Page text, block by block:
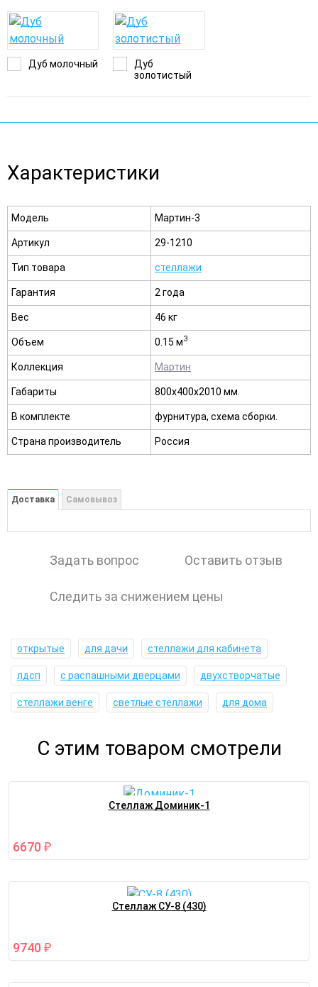
Дуб молочный
Дуб
золотистый
Характеристики
Модель Мартин-3
Артикул 29-1210
Тип товара стеллажи
Гарантия 2 года
Вес 46 кг
Объем 0.15 м3
Коллекция Мартин
Габариты 800х400х2010 мм.
В комплекте фурнитура, схема сборки.
Страна производитель Россия
Доставка Самовывоз
Задать вопрос Оставить отзыв
Следить за снижением цены
открытые для дачи стеллажи для кабинета
лдсп с распашными дверцами двухстворчатые
стеллажи венге светлые стеллажи для дома
С этим товаром смотрели
Стеллаж Доминик-1
6670 ₽
Стеллаж СУ-8 (430)
9740 ₽